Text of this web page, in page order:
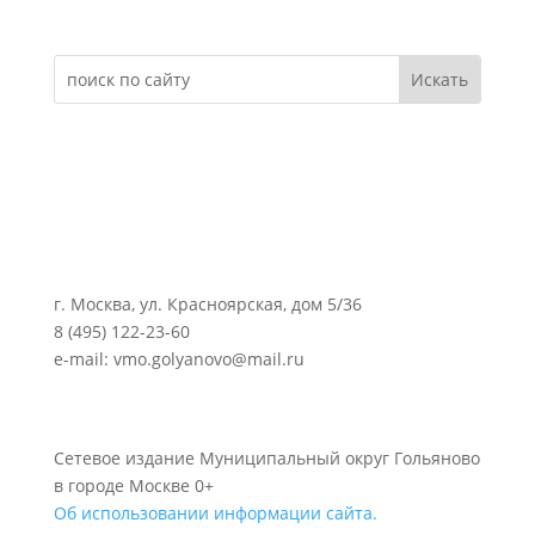
г. Москва, ул. Красноярская, дом 5/36
8 (495) 122-23-60
e-mail: vmo.golyanovo@mail.ru
Сетевое издание Муниципальный округ Гольяново
в городе Москве 0+
Об использовании информации сайта.